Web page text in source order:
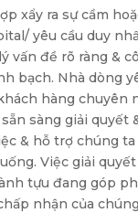
xẩy ra sự cầm
yêu cầu duy
vấn đề rõ ràng &
bạch. Nhà dòng
hàng chuyên
sàng giải quyết
& hỗ trợ chúng
Việc giải quyết
tựu đang góp
nhận của